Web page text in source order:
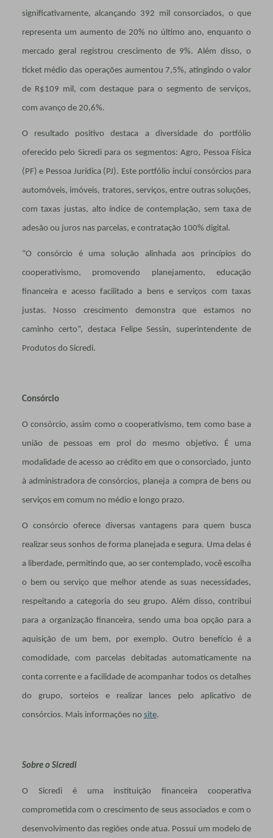
significativamente, alcançando 392 mil consorciados, o que
representa um aumento de 20% no último ano, enquanto o
mercado geral registrou crescimento de 9%. Além disso, o
ticket médio das operações aumentou 7,5%, atingindo o valor
de R$109 mil, com destaque para o segmento de serviços,
com avanço de 20,6%.
O resultado positivo destaca a diversidade do portfólio
oferecido pelo Sicredi para os segmentos: Agro, Pessoa Física
(PF) e Pessoa Jurídica (PJ). Este portfólio inclui consórcios para
automóveis, imóveis, tratores, serviços, entre outras soluções,
com taxas justas, alto índice de contemplação, sem taxa de
adesão ou juros nas parcelas, e contratação 100% digital.
“O consórcio é uma solução alinhada aos princípios do
cooperativismo, promovendo planejamento, educação
financeira e acesso facilitado a bens e serviços com taxas
justas. Nosso crescimento demonstra que estamos no
caminho certo”, destaca Felipe Sessin, superintendente de
Produtos do Sicredi.
Consórcio
O consórcio, assim como o cooperativismo, tem como base a
união de pessoas em prol do mesmo objetivo. É uma
modalidade de acesso ao crédito em que o consorciado, junto
à administradora de consórcios, planeja a compra de bens ou
serviços em comum no médio e longo prazo.
O consórcio oferece diversas vantagens para quem busca
realizar seus sonhos de forma planejada e segura. Uma delas é
a liberdade, permitindo que, ao ser contemplado, você escolha
o bem ou serviço que melhor atende as suas necessidades,
respeitando a categoria do seu grupo. Além disso, contribui
para a organização financeira, sendo uma boa opção para a
aquisição de um bem, por exemplo. Outro benefício é a
comodidade, com parcelas debitadas automaticamente na
conta corrente e a facilidade de acompanhar todos os detalhes
do grupo, sorteios e realizar lances pelo aplicativo de
consórcios. Mais informações no site.
Sobre o Sicredi
O Sicredi é uma instituição financeira cooperativa
comprometida com o crescimento de seus associados e com o
desenvolvimento das regiões onde atua. Possui um modelo de